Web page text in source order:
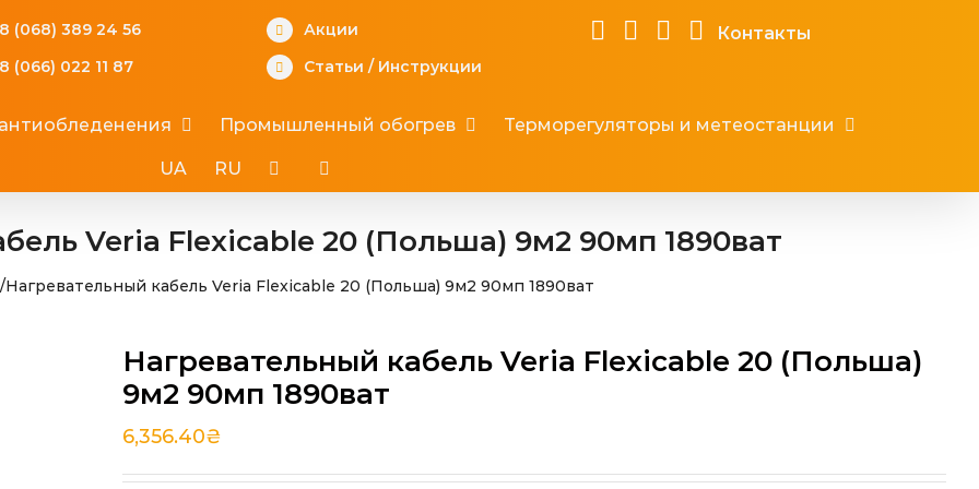
(068) 389 24 56
(066) 022 11 87
Акции
Статьи / Инструкции
Контакты
Промышленный обогрев Терморегуляторы и метеостанции
UA RU
Veria Flexicable 20 (Польша) 9м2 90мп 1890ват
/Нагревательный кабель Veria Flexicable 20 (Польша) 9м2 90мп 1890ват
Нагревательный кабель Veria Flexicable 20 (Польша)
9м2 90мп 1890ват
6,356.40₴